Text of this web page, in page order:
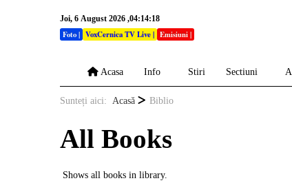
Joi, 6 August 2026 ,04:14:18
Foto| VoxCernica TV Live| Emisiuni|
Acasa Info Stiri Sectiuni
Sunteți aici: Acasă Biblio
All Books
Shows all books in library.